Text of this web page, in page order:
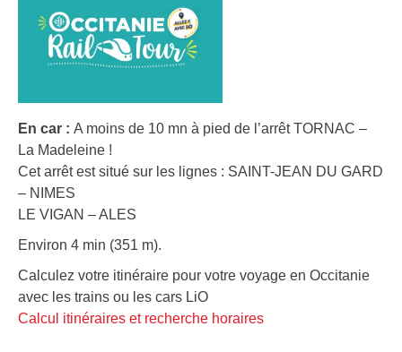
En car : A moins de 10 mn à pied de l’arrêt TORNAC –
La Madeleine !
Cet arrêt est situé sur les lignes : SAINT-JEAN DU GARD
– NIMES
LE VIGAN – ALES
Environ 4 min (351 m).
Calculez votre itinéraire pour votre voyage en Occitanie
avec les trains ou les cars LiO
Calcul itinéraires et recherche horaires